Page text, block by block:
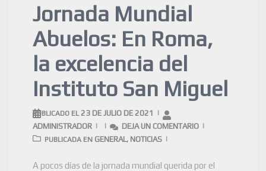
Jornada Mundial
Abuelos: En Roma,
la excelencia del
Instituto San Miguel
PUBLICADO EL 23 DE JULIO DE 2021
ADMINISTRADOR
DEJA UN COMENTARIO
PUBLICADA EN GENERAL, NOTICIAS
A pocos días de la jornada mundial querida por el